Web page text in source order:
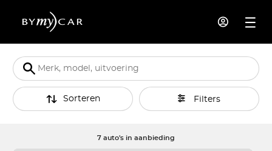
Sorteren Filters
7 auto's in aanbieding